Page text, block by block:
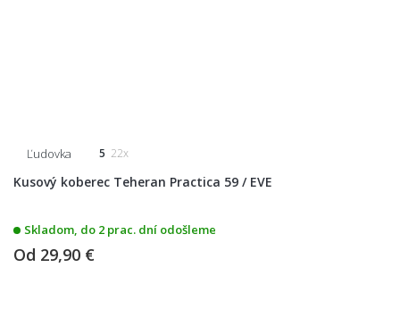
Ľudovka 5 22x
Kusový koberec Teheran Practica 59 / EVE
Skladom, do 2 prac. dní odošleme
Od 29,90 €